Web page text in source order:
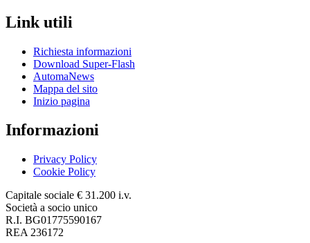
Link utili
Richiesta informazioni
Download Super-Flash
AutomaNews
Mappa del sito
Inizio pagina
Informazioni
Privacy Policy
Cookie Policy
Capitale sociale € 31.200 i.v.
Società a socio unico
R.I. BG01775590167
REA 236172